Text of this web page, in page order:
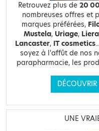
Retrouvez plus de 20
nombreuses offres et
marques préférées,
Mustela, Uriage,
Lancaster, IT cosmetics
soyez à l'affût de nos
parapharmacie, les
UNE